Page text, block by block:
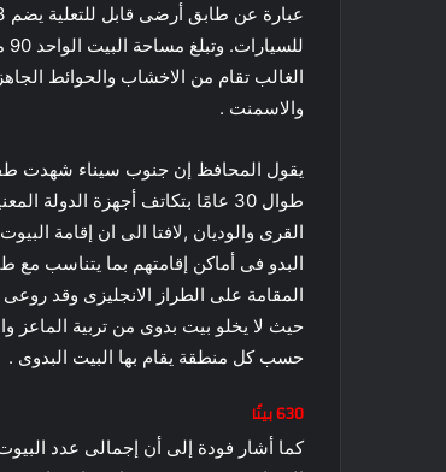
الغالب تقام من الاخشاب والحوائط
والاسمنت .
يقول المحافظ إن جنوب سيناء شهدت
طوال 30 عامًا بتكاتف أجهزة
القرى والوديان ,لافتا الى ان إقامة
البدو فى أماكن إقامتهم بما يتناسب مع
المقامة على الطراز الانجليزى وقد
حيث لا يخلو بيت بدوى من تربية الماعز
حسب كل منطقة يقام بها البيت البدوى .
630 بيتًا